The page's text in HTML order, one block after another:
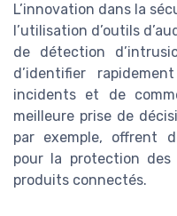
L’innovation dans la
l’utilisation d’outils
de détection
d’identifier
incidents et de
meilleure prise de
par exemple, offrent
pour la protection
produits connectés.